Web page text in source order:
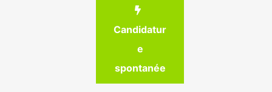
Candidatur
e
spontanée